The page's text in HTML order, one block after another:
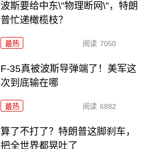
波斯要给中东\"物理断网\"，特朗
普忙递橄榄枝？
最热 阅读 7050
F-35真被波斯导弹端了！美军这
次到底输在哪
最热 阅读 6882
算了不打了？特朗普这脚刹车，
把全世界都晃吐了